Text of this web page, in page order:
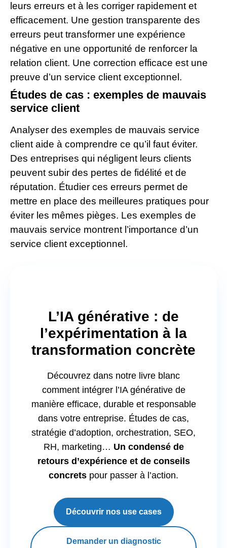
leurs erreurs et à les corriger rapidement et
efficacement. Une gestion transparente des
erreurs peut transformer une expérience
négative en une opportunité de renforcer la
relation client. Une correction efficace est une
preuve d’un service client exceptionnel.
Études de cas : exemples de mauvais
service client
Analyser des exemples de mauvais service
client aide à comprendre ce qu’il faut éviter.
Des entreprises qui négligent leurs clients
peuvent subir des pertes de fidélité et de
réputation. Étudier ces erreurs permet de
mettre en place des meilleures pratiques pour
éviter les mêmes pièges. Les exemples de
mauvais service montrent l’importance d’un
service client exceptionnel.
L’IA générative : de
l’expérimentation à la
transformation concrète
Découvrez dans notre livre blanc
comment intégrer l’IA générative de
manière efficace, durable et responsable
dans votre entreprise. Études de cas,
stratégie d’adoption, orchestration, SEO,
RH, marketing… Un condensé de
retours d’expérience et de conseils
concrets pour passer à l’action.
Découvrir nos use cases
Demander un diagnostic